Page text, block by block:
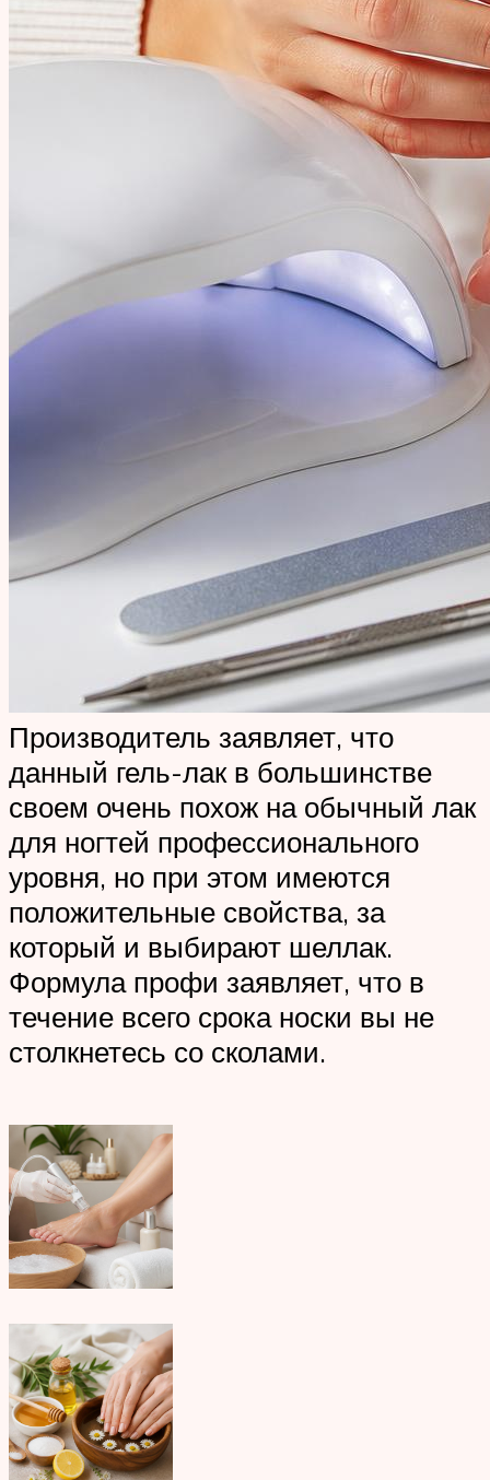
Производитель заявляет, что
данный гель-лак в большинстве
своем очень похож на обычный лак
для ногтей профессионального
уровня, но при этом имеются
положительные свойства, за
который и выбирают шеллак.
Формула профи заявляет, что в
течение всего срока носки вы не
столкнетесь со сколами.